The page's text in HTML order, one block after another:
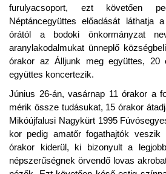
furulyacsoport, ezt követően
Néptáncegyüttes előadását láthatja
órától a bodoki önkormányzat
aranylakodalmukat ünneplő
órakor az Álljunk meg együttes, 20
együttes koncertezik.
Június 26-án, vasárnap 11 órakor a
mérik össze tudásukat, 15 órakor
Mikóújfalusi Nagykürt 1995
kor pedig amatőr fogathajtók
órakor kiderül, ki bizonyult a
népszerűségnek örvendő lovas